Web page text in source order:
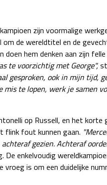
zijn voormalige
de wereldtitel en de
doen hem denken aan zijn
te voorzichtig met George",
gesproken, ook in mijn tijd,
mis te lopen, werk je samen
op Russell, en het
flink fout kunnen gaan.
gezien. Achteraf
De enkelvoudig
is om een duidelijke